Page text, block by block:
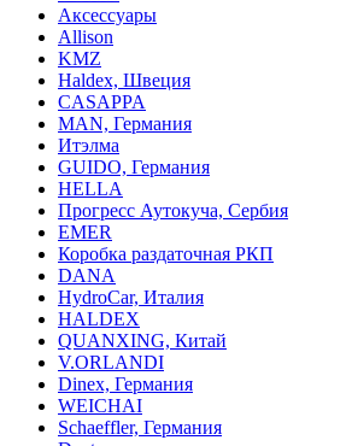
Аксессуары
Allison
KMZ
Haldex, Швеция
CASAPPA
MAN, Германия
Итэлма
GUIDO, Германия
HELLA
Прогресс Аутокуча, Сербия
EMER
Коробка раздаточная РКП
DANA
HydroCar, Италия
HALDEX
QUANXING, Китай
V.ORLANDI
Dinex, Германия
WEICHAI
Schaeffler, Германия